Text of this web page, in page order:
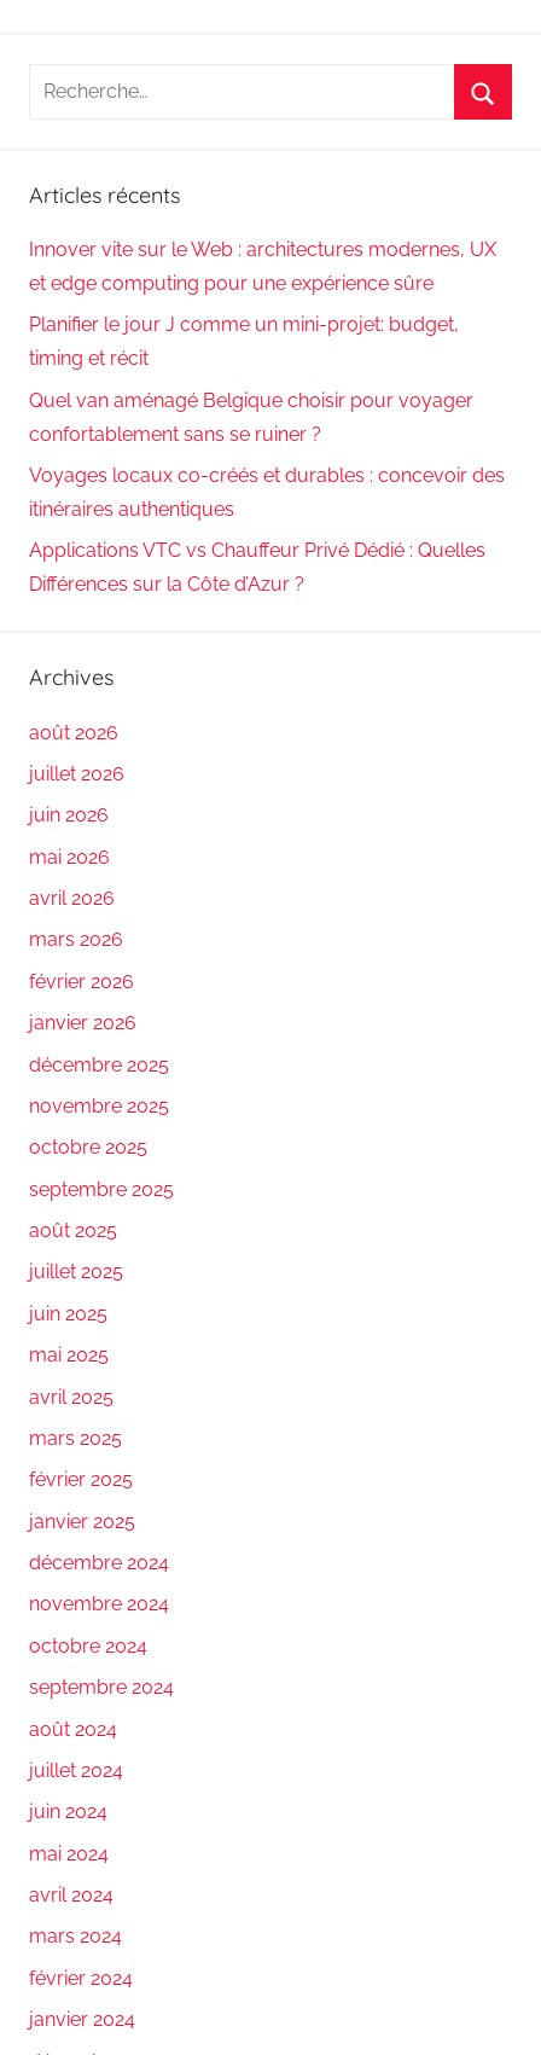
Recherche
Articles récents
Innover vite sur le Web : architectures modernes, UX
et edge computing pour une expérience sûre
Planifier le jour J comme un mini-projet: budget,
timing et récit
Quel van aménagé Belgique choisir pour voyager
confortablement sans se ruiner ?
Voyages locaux co-créés et durables : concevoir des
itinéraires authentiques
Applications VTC vs Chauffeur Privé Dédié : Quelles
Différences sur la Côte d’Azur ?
Archives
août 2026
juillet 2026
juin 2026
mai 2026
avril 2026
mars 2026
février 2026
janvier 2026
décembre 2025
novembre 2025
octobre 2025
septembre 2025
août 2025
juillet 2025
juin 2025
mai 2025
avril 2025
mars 2025
février 2025
janvier 2025
décembre 2024
novembre 2024
octobre 2024
septembre 2024
août 2024
juillet 2024
juin 2024
mai 2024
avril 2024
mars 2024
février 2024
janvier 2024